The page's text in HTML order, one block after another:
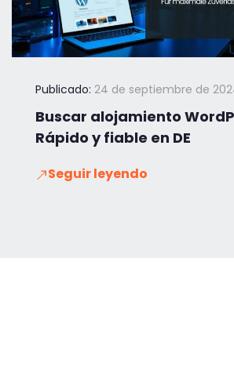
Publicado: 24 de septiembre de
Buscar alojamiento
Rápido y fiable en DE
Seguir leyendo